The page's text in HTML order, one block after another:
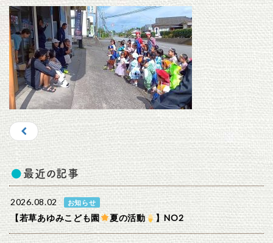
最近の記事
2026.08.02 お知らせ
【若草あゆみこども園 夏の活動 】NO2